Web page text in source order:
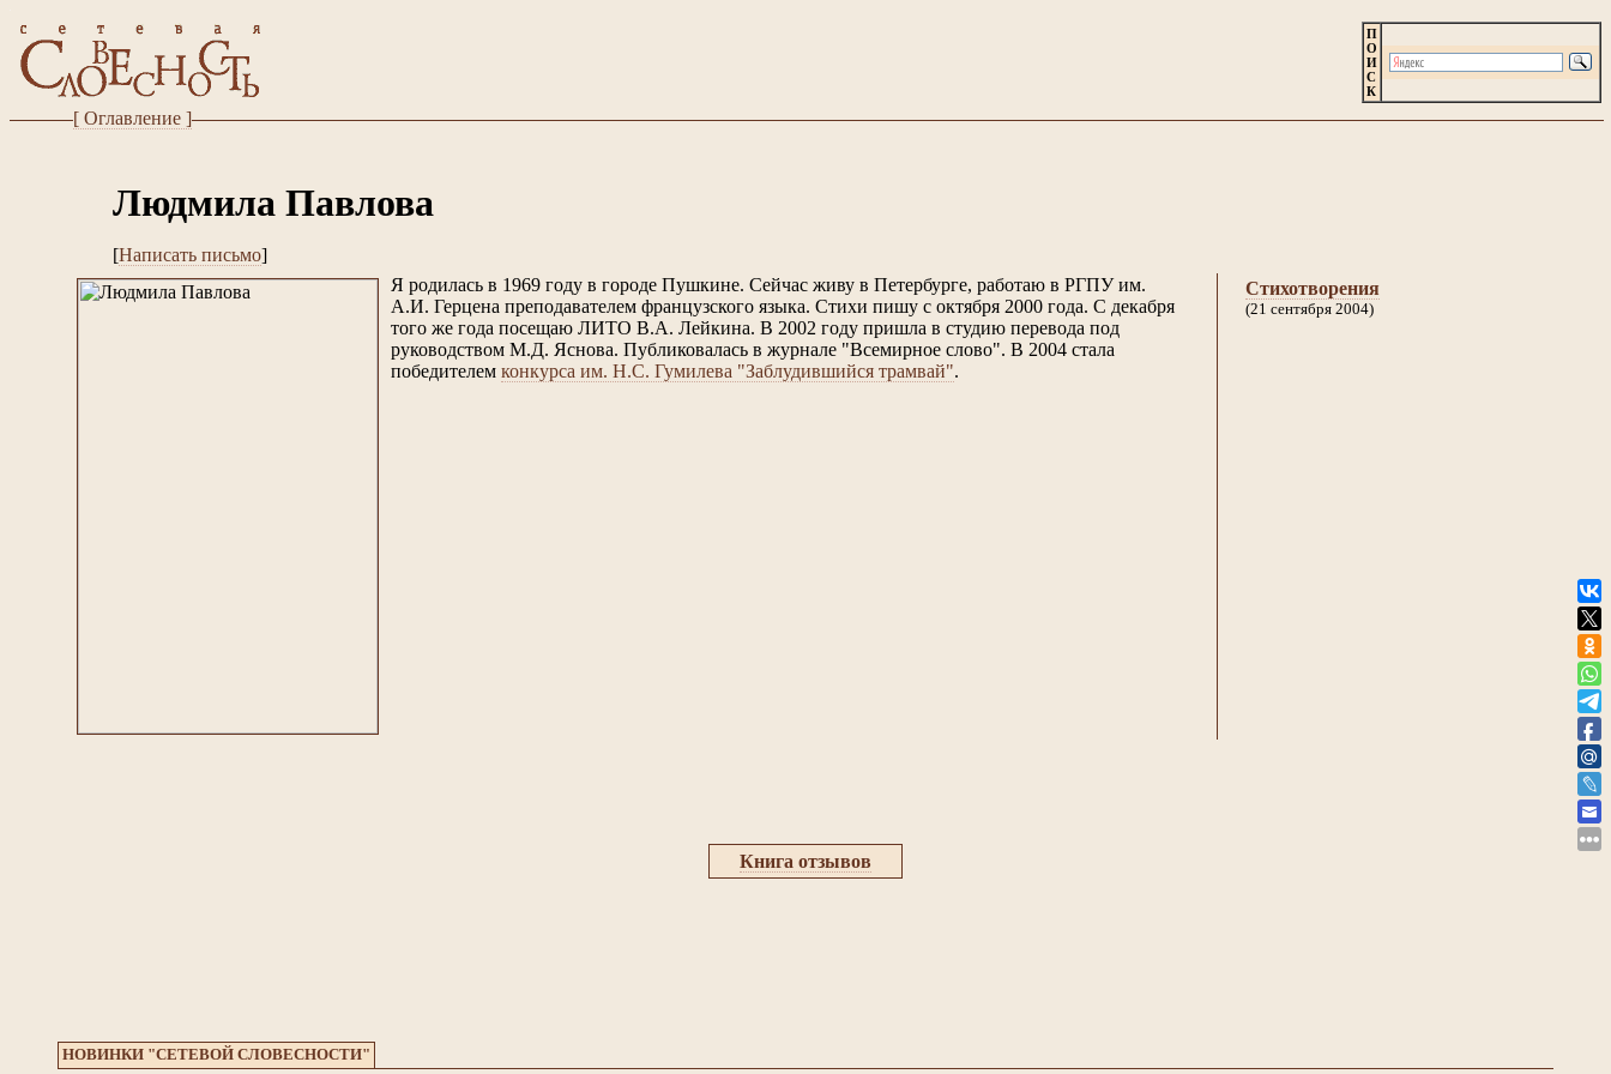
П
О
И
С
К
[ Оглавление ]
Людмила Павлова
[Написать письмо]
Я родилась в 1969 году в городе Пушкине. Сейчас живу в Петербурге, работаю в РГПУ им.
А.И. Герцена преподавателем французского языка. Стихи пишу с октября 2000 года. С декабря
того же года посещаю ЛИТО В.А. Лейкина. В 2002 году пришла в студию перевода под
руководством М.Д. Яснова. Публиковалась в журнале "Всемирное слово". В 2004 стала
победителем конкурса им. Н.С. Гумилева "Заблудившийся трамвай".
Стихотворения
(21 сентября 2004)
Книга отзывов
НОВИНКИ "СЕТЕВОЙ СЛОВЕСНОСТИ"